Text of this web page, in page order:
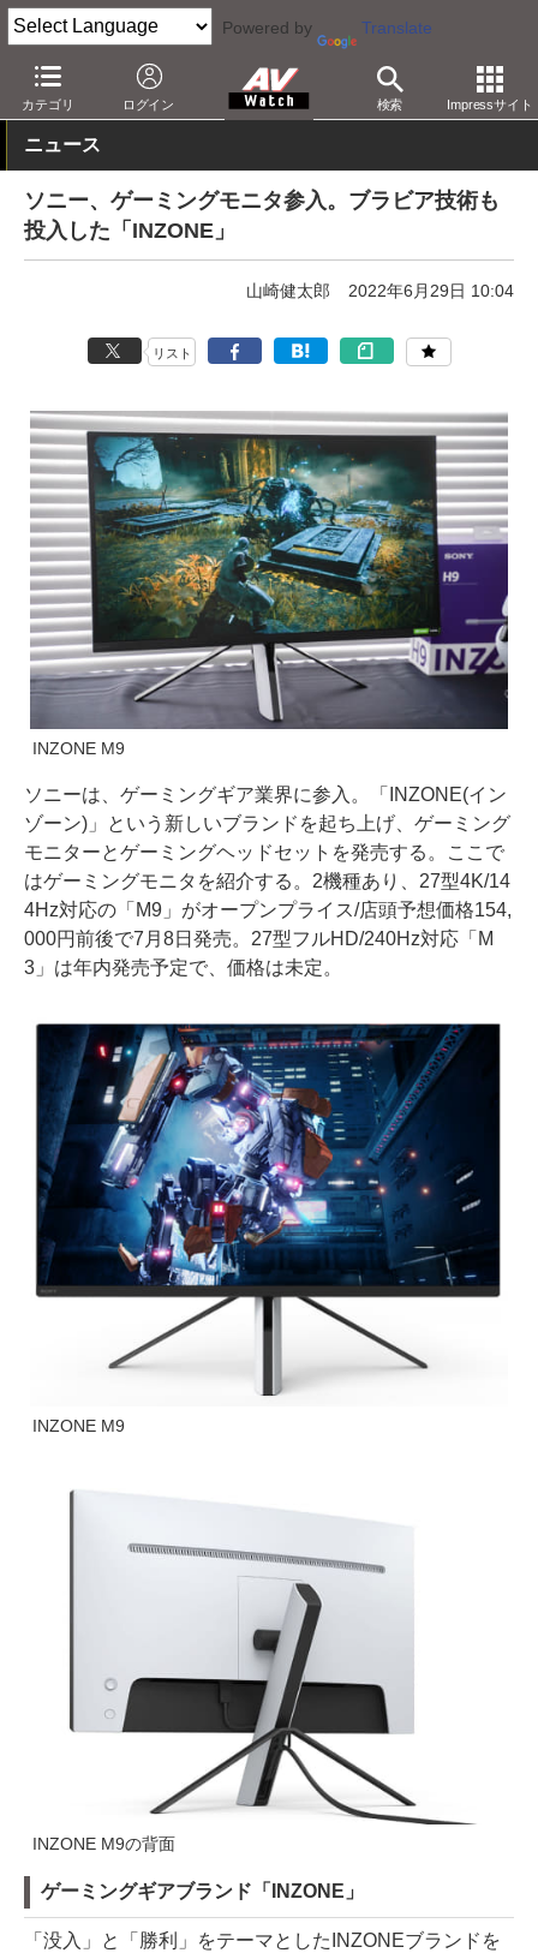
Powered by Translate
カテゴリ ログイン 検索 Impressサイト
AV Watch 製品 ディスプレイ
ニュース
ソニー、ゲーミングモニタ参入。ブラビア技術も
投入した「INZONE」
山崎健太郎 2022年6月29日 10:04
リスト
INZONE M9
ソニーは、ゲーミングギア業界に参入。「INZONE(イン
ゾーン)」という新しいブランドを起ち上げ、ゲーミング
モニターとゲーミングヘッドセットを発売する。ここで
はゲーミングモニタを紹介する。2機種あり、27型4K/14
4Hz対応の「M9」がオープンプライス/店頭予想価格154,
000円前後で7月8日発売。27型フルHD/240Hz対応「M
3」は年内発売予定で、価格は未定。
INZONE M9
INZONE M9の背面
ゲーミングギアブランド「INZONE」
「没入」と「勝利」をテーマとしたINZONEブランドを